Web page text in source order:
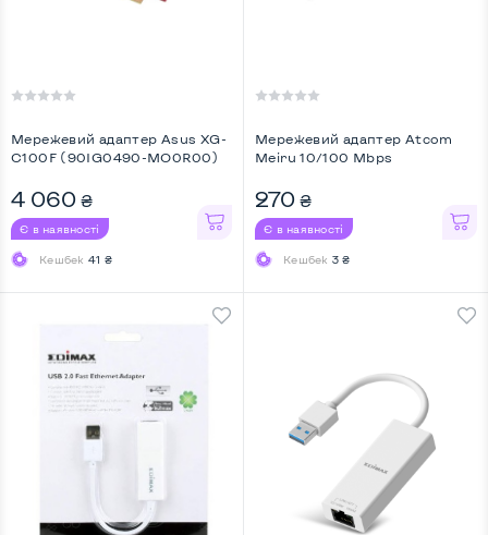
Мережевий адаптер Asus XG-
C100F (90IG0490-MO0R00)
4 060 ₴
Є в наявності
Кешбек 41 ₴
Мережевий адаптер Atcom
Meiru 10/100 Mbps
270 ₴
Є в наявності
Кешбек 3 ₴